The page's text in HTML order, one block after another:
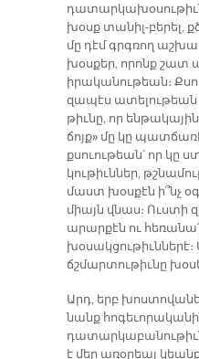
խօսք տա­նիլ-բե­րել,
մը դէմ գրգռող
խօս­քեր, ո­րոնք շատ
ի­րա­կա­նու­թեան։
զա­պէս
թիւ­նը, որ
ճոյք» մը կը
քսուու­թեան՝ որ կը
կու­թիւն­ներ,
մաստ խօս­քէն ի՞նչ
միայն վնաս։ Ուս­տի
ա­րար­քէն ու
ճշմար­տու­թիւ­նը
Արդ, երբ
նանք
է մեր ա­ռօ­րեայ